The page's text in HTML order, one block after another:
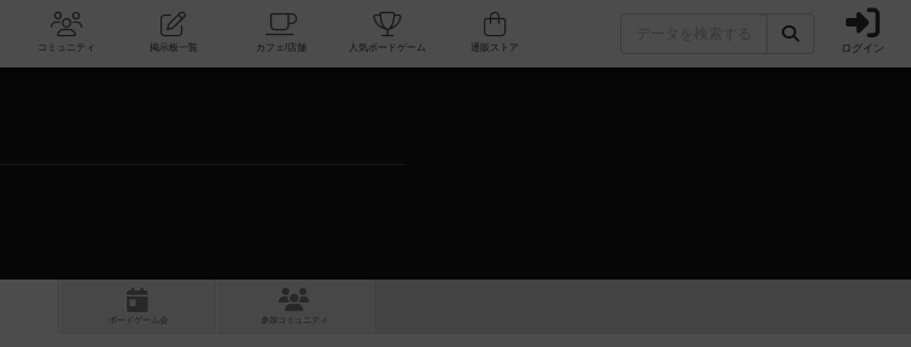
ボードゲーム会 コミュニティ 掲示板一覧 カフェ/店舗 人気ボードゲーム ログイン
ボ ドゲ ーム コミュニティ